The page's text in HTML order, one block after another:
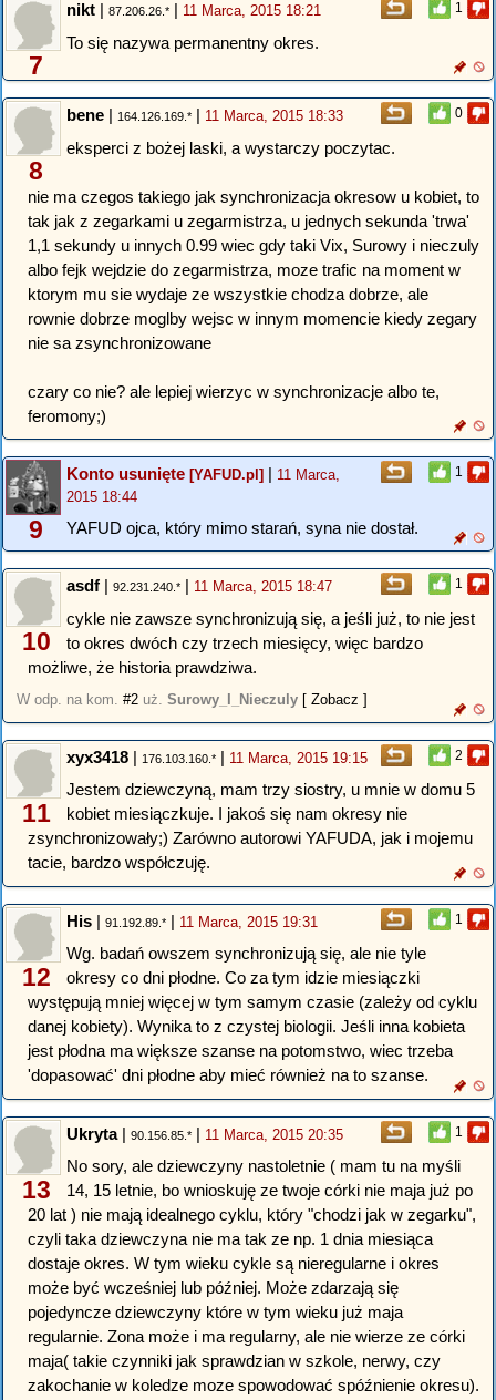
1
7
nikt | 87.206.26.* | 11 Marca, 2015 18:21
To się nazywa permanentny okres.
0
8
bene | 164.126.169.* | 11 Marca, 2015 18:33
eksperci z bożej laski, a wystarczy poczytac.
nie ma czegos takiego jak synchronizacja okresow u kobiet, to
tak jak z zegarkami u zegarmistrza, u jednych sekunda 'trwa'
1,1 sekundy u innych 0.99 wiec gdy taki Vix, Surowy i nieczuly
albo fejk wejdzie do zegarmistrza, moze trafic na moment w
ktorym mu sie wydaje ze wszystkie chodza dobrze, ale
rownie dobrze moglby wejsc w innym momencie kiedy zegary
nie sa zsynchronizowane
czary co nie? ale lepiej wierzyc w synchronizacje albo te,
feromony;)
1
9
Konto usunięte [YAFUD.pl] | 11 Marca,
2015 18:44
YAFUD ojca, który mimo starań, syna nie dostał.
1
10
asdf | 92.231.240.* | 11 Marca, 2015 18:47
cykle nie zawsze synchronizują się, a jeśli już, to nie jest
to okres dwóch czy trzech miesięcy, więc bardzo
możliwe, że historia prawdziwa.
W odp. na kom. #2 uż. Surowy_I_Nieczuly [ Zobacz ]
2
11
xyx3418 | 176.103.160.* | 11 Marca, 2015 19:15
Jestem dziewczyną, mam trzy siostry, u mnie w domu 5
kobiet miesiączkuje. I jakoś się nam okresy nie
zsynchronizowały;) Zarówno autorowi YAFUDA, jak i mojemu
tacie, bardzo współczuję.
1
12
His | 91.192.89.* | 11 Marca, 2015 19:31
Wg. badań owszem synchronizują się, ale nie tyle
okresy co dni płodne. Co za tym idzie miesiączki
występują mniej więcej w tym samym czasie (zależy od cyklu
danej kobiety). Wynika to z czystej biologii. Jeśli inna kobieta
jest płodna ma większe szanse na potomstwo, wiec trzeba
'dopasować' dni płodne aby mieć również na to szanse.
1
13
Ukryta| 90.156.85.* | 11 Marca, 2015 20:35
No sory, ale dziewczyny nastoletnie ( mam tu na myśli
14, 15 letnie, bo wnioskuję ze twoje córki nie maja już po
20 lat ) nie mają idealnego cyklu, który "chodzi jak w zegarku",
czyli taka dziewczyna nie ma tak ze np. 1 dnia miesiąca
dostaje okres. W tym wieku cykle są nieregularne i okres
może być wcześniej lub później. Może zdarzają się
pojedyncze dziewczyny które w tym wieku już maja
regularnie. Zona może i ma regularny, ale nie wierze ze córki
maja( takie czynniki jak sprawdzian w szkole, nerwy, czy
zakochanie w koledze moze spowodować spóźnienie okresu).